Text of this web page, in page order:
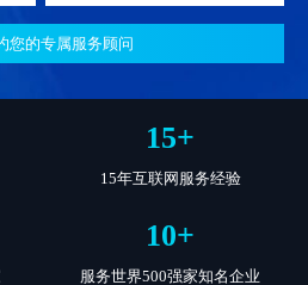
您的专属服务顾问
15+
15年互联网服务经验
10+
服务世界500强家知名企业